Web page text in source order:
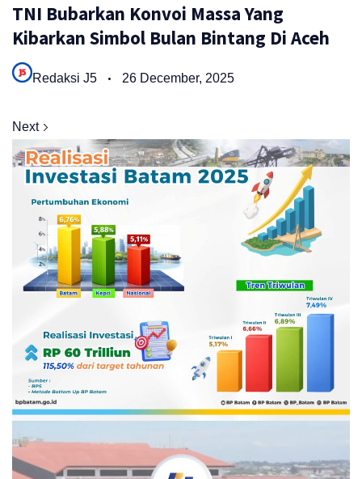
TNI Bubarkan Konvoi Massa Yang
Kibarkan Simbol Bulan Bintang Di Aceh
Redaksi J5 26 December, 2025
Next